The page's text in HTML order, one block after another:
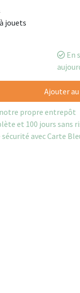
jouets
En
Ajouter
propre entrepôt
et 100 jours sans
avec Carte